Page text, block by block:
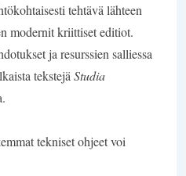
tehtävä lähteen
modernit kriittiset editiot.
ja resurssien salliessa
tekstejä Studia
tekniset ohjeet voi